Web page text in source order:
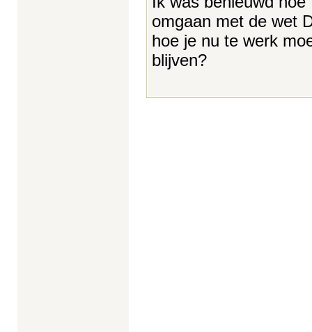
omgaan met de wet
hoe je nu te werk
blijven?